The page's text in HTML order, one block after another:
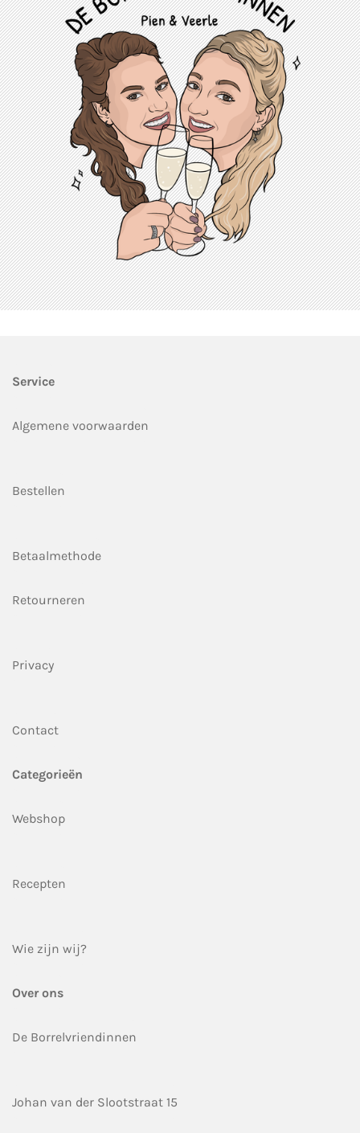
Service
Algemene voorwaarden
Bestellen
Betaalmethode
Retourneren
Privacy
Contact
Categorieën
Webshop
Recepten
Wie zijn wij?
Over ons
De Borrelvriendinnen
Johan van der Slootstraat 15